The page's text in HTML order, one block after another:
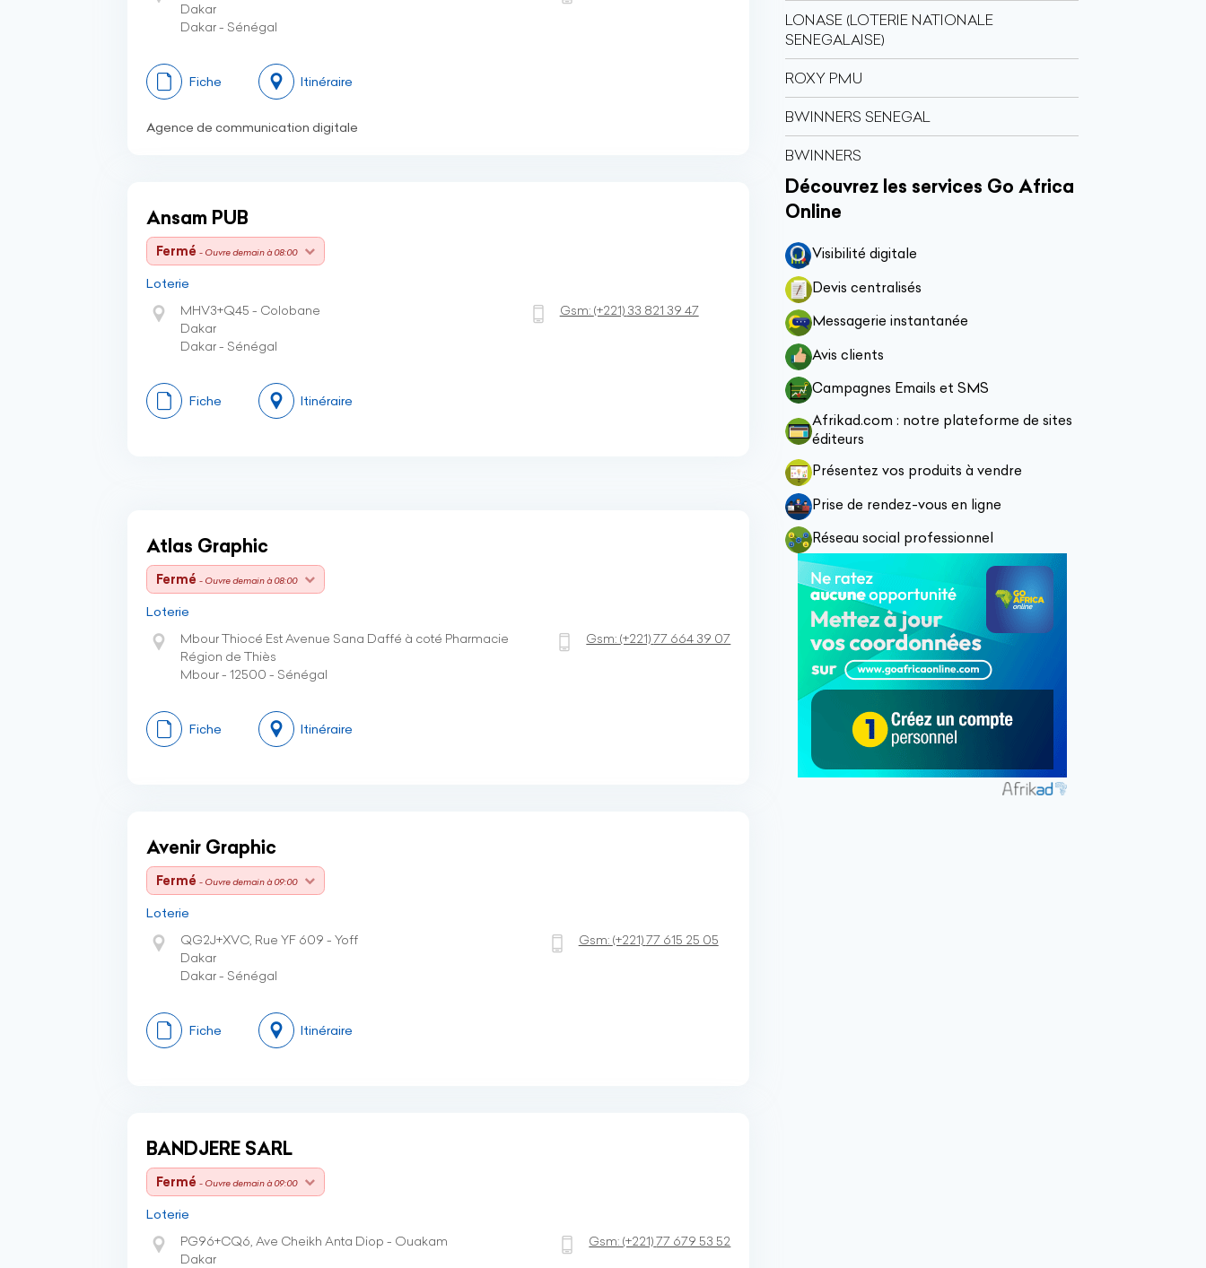
Dakar
Dakar - Sénégal
Fiche Itinéraire
Agence de communication digitale
Ansam PUB
Fermé - Ouvre demain à 08:00
Loterie
MHV3+Q45 - Colobane
Dakar
Dakar - Sénégal
Gsm: (+221) 33 821 39 47
Fiche Itinéraire
Atlas Graphic
Fermé - Ouvre demain à 08:00
Loterie
Mbour Thiocé Est Avenue Sana Daffé à coté Pharmacie
Région de Thiès
Mbour - 12500 - Sénégal
Gsm:(+221)77 664 39 07
Fiche Itinéraire
Avenir Graphic
Fermé - Ouvre demain à 09:00
Loterie
QG2J+XVC, Rue YF 609 - Yoff
Dakar
Dakar - Sénégal
Gsm: (+221)77 615 25 05
Fiche Itinéraire
BANDJERE SARL
Fermé - Ouvre demain à 09:00
Loterie
PG96+CQ6, Ave Cheikh Anta Diop - Ouakam
Dakar
Gsm:(+221)77 679 53 52
LONASE (LOTERIE NATIONALE
SENEGALAISE)
ROXY PMU
BWINNERS SENEGAL
BWINNERS
Découvrez les services Go Africa
Online
Visibilité digitale
Devis centralisés
Messagerie instantanée
Avis clients
Campagnes Emails et SMS
Afrikad.com : notre plateforme de sites
éditeurs
Présentez vos produits à vendre
Prise de rendez-vous en ligne
Réseau social professionnel